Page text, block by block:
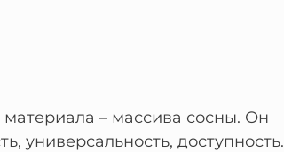
материала – массива сосны. Он
универсальность, доступность.